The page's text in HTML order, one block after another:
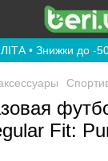
• Знижки до -
Fit: